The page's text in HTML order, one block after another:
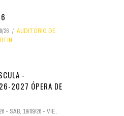
26
AUDITORIO DE
-
2027 ÓPERA DE
- SÁB, 19/09/26 - VIE,